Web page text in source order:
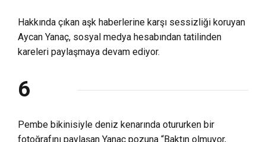
Hakkında çıkan aşk haberlerine karşı sessizliği koruyan
Aycan Yanaç, sosyal medya hesabından tatilinden
kareleri paylaşmaya devam ediyor.
6
Pembe bikinisiyle deniz kenarında otururken bir
fotoğrafını paylaşan Yanaç pozuna “Baktın olmuyor,